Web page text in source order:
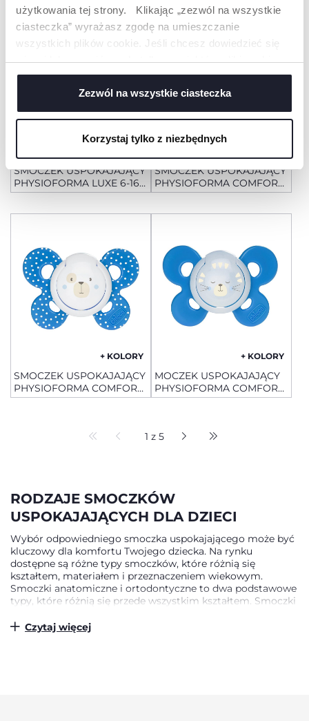
użytkowania tej strony. Klikając „zezwól na wszystkie
ciasteczka” wyrażasz zgodę na umieszczanie
wszystkich plików cookie. Jeśli chcesz dowiedzieć się
więcej lub wyrazić zgodę tylko na niektóre pliki cookie,
kliknij „Ustawienia”. Zamykając ten baner, wyrażasz
zgodę na używanie wyłącznie technicznych plików
cookie, które są niezbędne dla żądanej usługi.
Zezwól na wszystkie ciasteczka
Korzystaj tylko z niezbędnych
SMOCZEK USPOKAJAJĄCY
PHYSIOFORMA LUXE 6-16
M
SMOCZEK USPOKAJAJĄCY
PHYSIOFORMA COMFORT
SILIKONOWY 6-16 M+ 1 SZT
+ KOLORY
SMOCZEK USPOKAJAJĄCY
PHYSIOFORMA COMFORT
SILIKONOWY 6-16 M+ 1 SZT
+ KOLORY
MOCZEK USPOKAJAJĄCY
PHYSIOFORMA COMFORT
SILIKONOWY 16-36 M + 1
1 z 5
RODZAJE SMOCZKÓW
USPOKAJAJĄCYCH DLA DZIECI
Wybór odpowiedniego smoczka uspokajającego może być
kluczowy dla komfortu Twojego dziecka. Na rynku
dostępne są różne typy smoczków, które różnią się
kształtem, materiałem i przeznaczeniem wiekowym.
Smoczki anatomiczne i ortodontyczne to dwa podstawowe
typy, które różnią się przede wszystkim kształtem. Smoczki
układa się w buzi dziecka i przypomina naturalny kształt
Czytaj więcej